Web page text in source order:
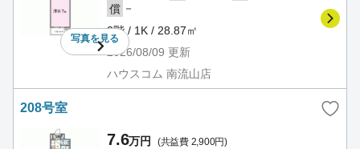
写真を見る
償 －
2階 / 1K / 28.87㎡
2026/08/09 更新
ハウスコム 南流山店
208号室
7.6万円 (共益費 2,900円)